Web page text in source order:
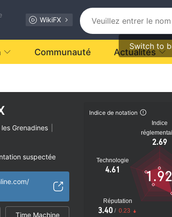
WikiFX
Switch to
Communauté Actualités
Grenadines
suspectée
Time Machine
Indice de notation
Indice
2.69
Technologie
4.61
Réputation
3.40 / 0.23
1.92